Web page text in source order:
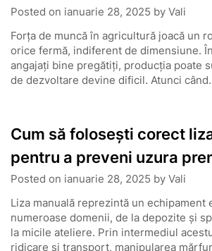
Posted on ianuarie 28, 2025 by Vali
Forța de muncă în agricultură joacă un
orice fermă, indiferent de dimensiune.
angajați bine pregătiți, producția poate
de dezvoltare devine dificil. Atunci
Cum să folosești corect
pentru a preveni uzura
Posted on ianuarie 28, 2025 by Vali
Liza manuală reprezintă un echipament
numeroase domenii, de la depozite și
la micile ateliere. Prin intermediul
ridicare și transport, manipularea